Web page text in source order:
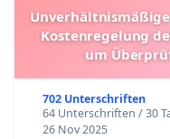
Kostenregelung
um
702 Unterschriften
64 Unterschriften / 30
26 Nov 2025